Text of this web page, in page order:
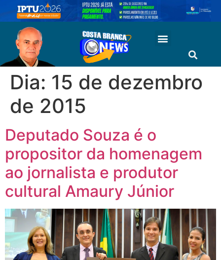
Dia: 15 de dezembro
de 2015
Deputado Souza é o
propositor da homenagem
ao jornalista e produtor
cultural Amaury Júnior